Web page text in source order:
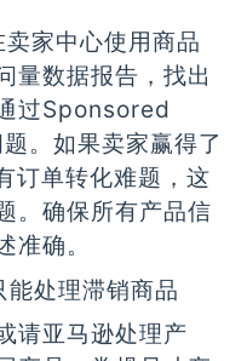
家中心使用商品
量数据报告，找出
过Sponsored
。如果卖家赢得了
订单转化难题，这
。确保所有产品信
准确。
处理滞销商品
请亚马逊处理产